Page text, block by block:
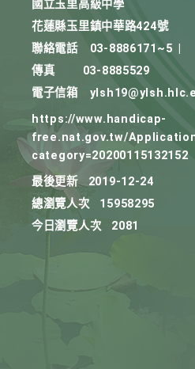
國立玉里高級中學
花蓮縣玉里鎮中華路424號
聯絡電話
03-8886171~5
傳真
03-8885529
電子信箱
https://www.handicap-
free.nat.gov.tw/
category=20200115132152
最後更新
2019-12-24
總瀏覽人次
15958295
今日瀏覽人次
2081